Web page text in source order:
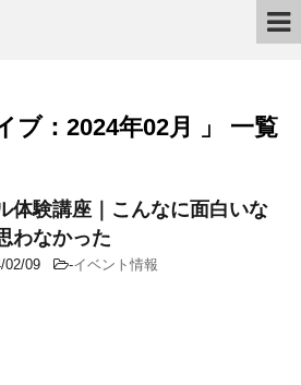
ブ：2024年02月 」 一覧
体験講座｜こんなに面白いな
わなかった
02/09 -イベント情報